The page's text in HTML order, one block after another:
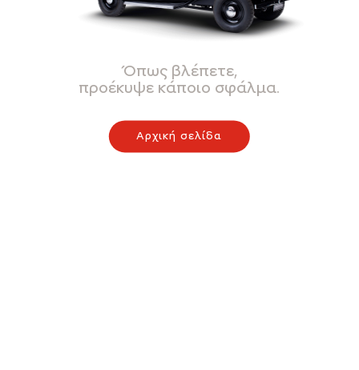
Όπως βλέπετε,
προέκυψε κάποιο σφάλμα.
Αρχική σελίδα